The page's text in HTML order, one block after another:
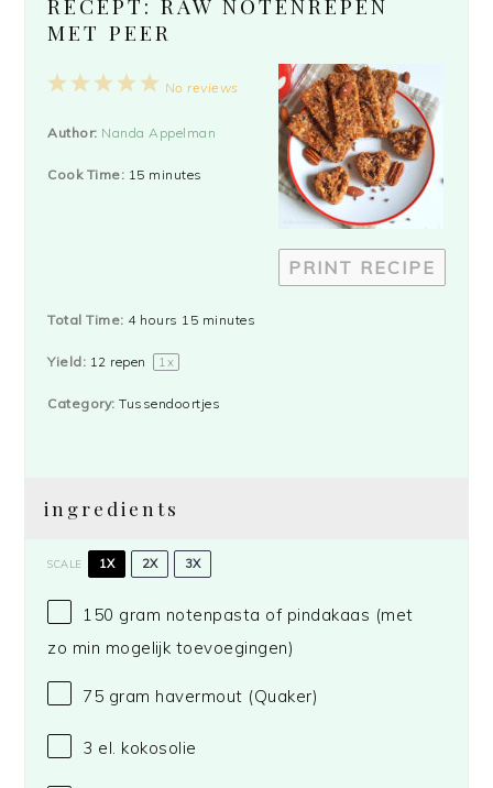
MET PEER
PRINT RECIPE
5
4
3
2
1
No reviews
Author: Nanda Appelman
Cook Time: 15 minutes
Total Time: 4 hours 15 minutes
Yield: 12 repen 1x
Category: Tussendoortjes
ingredients
SCALE 1X 2X 3X
150 gram notenpasta of pindakaas (met
zo min mogelijk toevoegingen)
75 gram havermout (Quaker)
3 el. kokosolie